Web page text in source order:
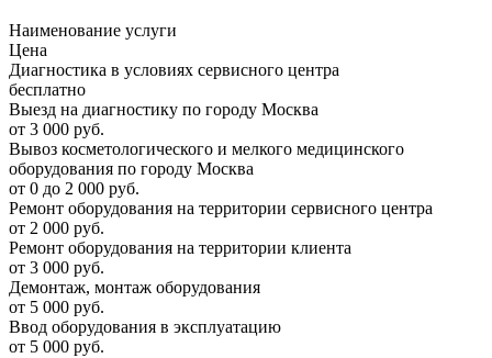
Наименование услуги
Цена
Диагностика в условиях сервисного центра
бесплатно
Выезд на диагностику по городу Москва
от 3 000 руб.
Вывоз косметологического и мелкого медицинского
оборудования по городу Москва
от 0 до 2 000 руб.
Ремонт оборудования на территории сервисного центра
от 2 000 руб.
Ремонт оборудования на территории клиента
от 3 000 руб.
Демонтаж, монтаж оборудования
от 5 000 руб.
Ввод оборудования в эксплуатацию
от 5 000 руб.